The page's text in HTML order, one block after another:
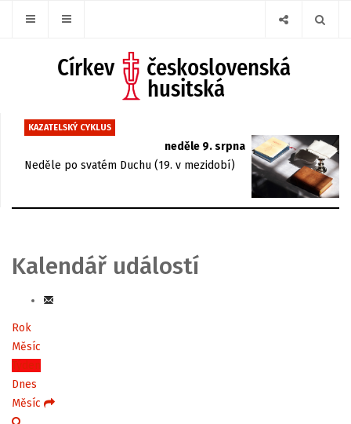
KAZATELSKÝ CYKLUS
neděle 9. srpna
Neděle po svatém Duchu (19. v mezidobí)
Kalendář událostí
Rok
Měsíc
Týden
Dnes
Měsíc